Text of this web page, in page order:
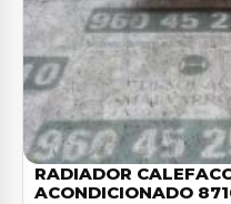
RADIADOR
ACONDICIONADO